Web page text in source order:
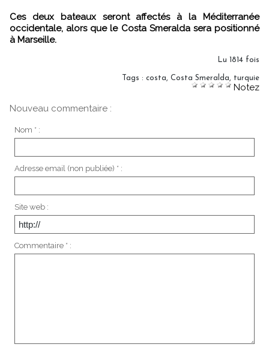
Ces deux bateaux seront affectés à la Méditerranée
occidentale, alors que le Costa Smeralda sera positionné
à Marseille.
Lu 1814 fois
Tags : costa, Costa Smeralda, turquie
Notez
Nouveau commentaire :
Nom * :
Adresse email (non publiée) * :
Site web :
Commentaire * :